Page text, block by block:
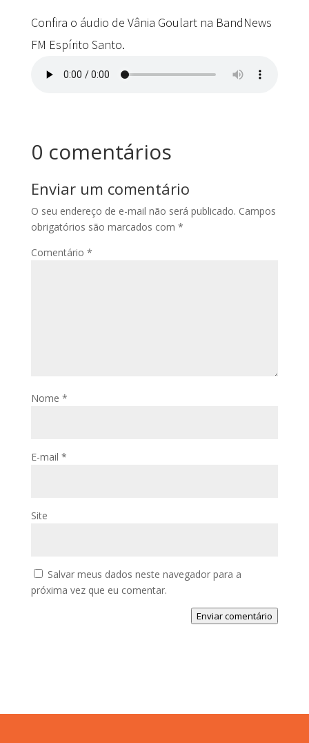
Confira o áudio de Vânia Goulart na BandNews
FM Espírito Santo.
0 comentários
Enviar um comentário
O seu endereço de e-mail não será publicado. Campos
obrigatórios são marcados com *
Comentário *
Nome *
E-mail *
Site
Salvar meus dados neste navegador para a
próxima vez que eu comentar.
Enviar comentário